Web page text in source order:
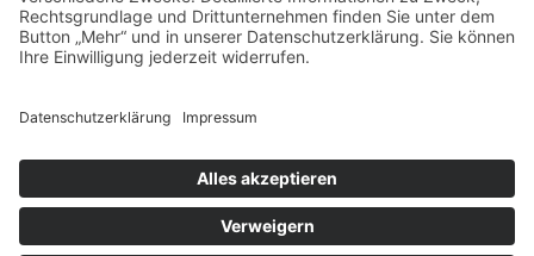
Anfrage
Presse
Partner: Der DGuSV
Infos für Suchende